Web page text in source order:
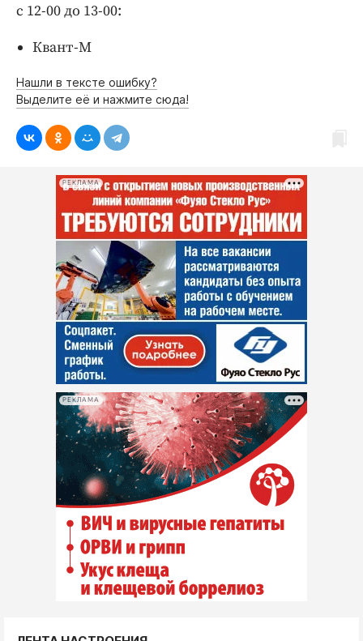
с 12-00 до 13-00:
Квант-М
Нашли в тексте ошибку?
Выделите её и нажмите сюда!
РЕКЛАМА
РЕКЛАМА